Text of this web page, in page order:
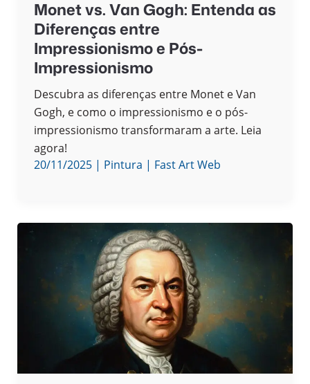
Monet vs. Van Gogh: Entenda as
Diferenças entre
Impressionismo e Pós-
Impressionismo
Descubra as diferenças entre Monet e Van
Gogh, e como o impressionismo e o pós-
impressionismo transformaram a arte. Leia
agora!
20/11/2025 | Pintura | Fast Art Web